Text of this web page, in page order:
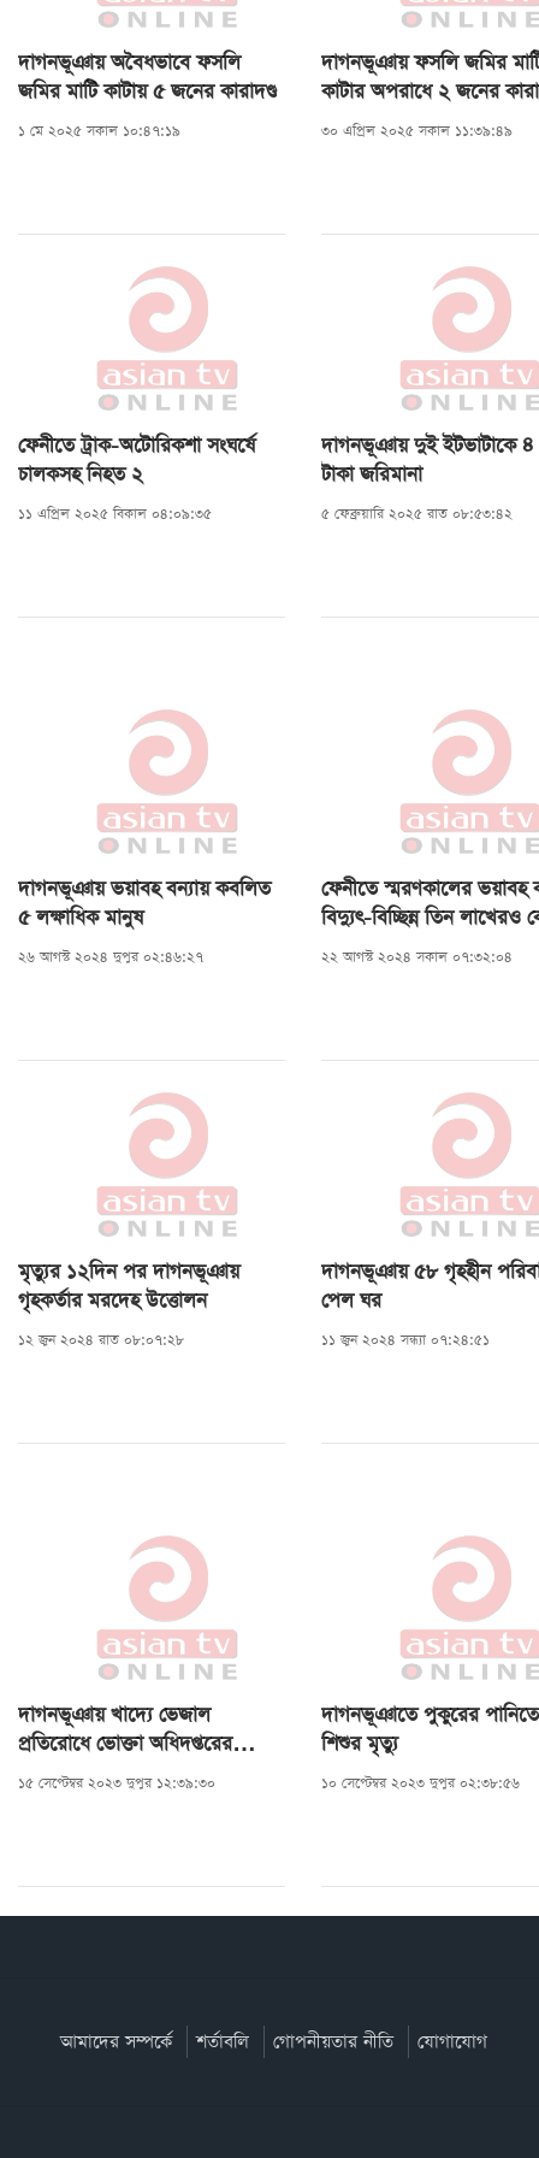
দাগনভূঞায় অবৈধভাবে ফসলি
জমির মাটি কাটায় ৫ জনের কারাদণ্ড
১ মে ২০২৫ সকাল ১০:৪৭:১৯
দাগনভূঞায় ফসলি জমির
কাটার অপরাধে ২ জনের
৩০ এপ্রিল ২০২৫ সকাল ১১:৩৯:৪৯
ফেনীতে ট্রাক-অটোরিকশা সংঘর্ষে
চালকসহ নিহত ২
১১ এপ্রিল ২০২৫ বিকাল ০৪:০৯:৩৫
দাগনভূঞায় দুই ইটভাটাকে
টাকা জরিমানা
৫ ফেব্রুয়ারি ২০২৫ রাত ০৮:৫৩:৪২
দাগনভূঞায় ভয়াবহ বন্যায় কবলিত
৫ লক্ষাধিক মানুষ
২৬ আগস্ট ২০২৪ দুপুর ০২:৪৬:২৭
ফেনীতে স্মরণকালের ভয়াবহ
বিদ্যুৎ-বিচ্ছিন্ন তিন লাখেরও
মানুষ
২২ আগস্ট ২০২৪ সকাল ০৭:৩২:০৪
মৃত্যুর ১২দিন পর দাগনভূঞায়
গৃহকর্তার মরদেহ উত্তোলন
১২ জুন ২০২৪ রাত ০৮:০৭:২৮
দাগনভূঞায় ৫৮ গৃহহীন
পেল ঘর
১১ জুন ২০২৪ সন্ধ্যা ০৭:২৪:৫১
দাগনভূঞায় খাদ্যে ভেজাল
প্রতিরোধে ভোক্তা অধিদপ্তরের
অভিযান
১৫ সেপ্টেম্বর ২০২৩ দুপুর ১২:৩৯:৩০
দাগনভূঞাতে পুকুরের
শিশুর মৃত্যু
১০ সেপ্টেম্বর ২০২৩ দুপুর ০২:৩৮:৫৬
আমাদের সম্পর্কে শর্তাবলি গোপনীয়তার নীতি যোগাযোগ